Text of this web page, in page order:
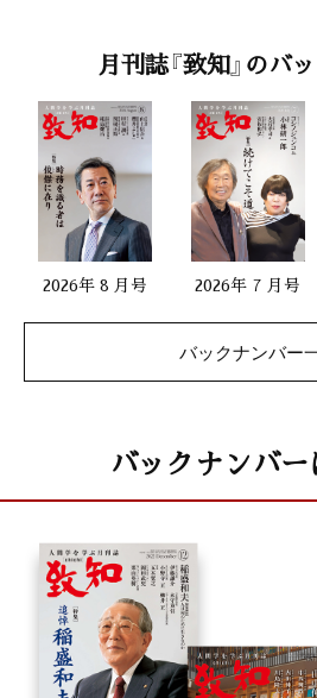
月刊誌『致知』のバ
2026年 8 月号 2026年 7 月号
バックナンバー
バックナンバ